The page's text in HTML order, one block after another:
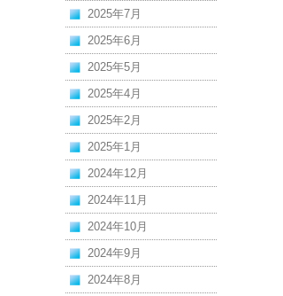
2025年7月
2025年6月
2025年5月
2025年4月
2025年2月
2025年1月
2024年12月
2024年11月
2024年10月
2024年9月
2024年8月